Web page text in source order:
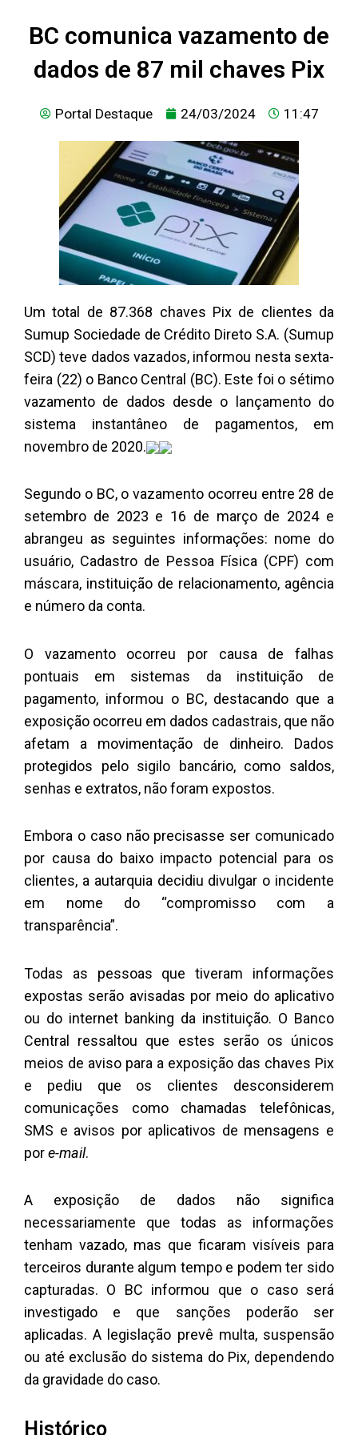
BC comunica vazamento de
dados de 87 mil chaves Pix
Portal Destaque 24/03/2024 11:47
Um total de 87.368 chaves Pix de clientes da
Sumup Sociedade de Crédito Direto S.A. (Sumup
SCD) teve dados vazados, informou nesta sexta-
feira (22) o Banco Central (BC). Este foi o sétimo
vazamento de dados desde o lançamento do
sistema instantâneo de pagamentos, em
novembro de 2020.
Segundo o BC, o vazamento ocorreu entre 28 de
setembro de 2023 e 16 de março de 2024 e
abrangeu as seguintes informações: nome do
usuário, Cadastro de Pessoa Física (CPF) com
máscara, instituição de relacionamento, agência
e número da conta.
O vazamento ocorreu por causa de falhas
pontuais em sistemas da instituição de
pagamento, informou o BC, destacando que a
exposição ocorreu em dados cadastrais, que não
afetam a movimentação de dinheiro. Dados
protegidos pelo sigilo bancário, como saldos,
senhas e extratos, não foram expostos.
Embora o caso não precisasse ser comunicado
por causa do baixo impacto potencial para os
clientes, a autarquia decidiu divulgar o incidente
em nome do “compromisso com a
transparência”.
Todas as pessoas que tiveram informações
expostas serão avisadas por meio do aplicativo
ou do internet banking da instituição. O Banco
Central ressaltou que estes serão os únicos
meios de aviso para a exposição das chaves Pix
e pediu que os clientes desconsiderem
comunicações como chamadas telefônicas,
SMS e avisos por aplicativos de mensagens e
pore-mail.
A exposição de dados não significa
necessariamente que todas as informações
tenham vazado, mas que ficaram visíveis para
terceiros durante algum tempo e podem ter sido
capturadas. O BC informou que o caso será
investigado e que sanções poderão ser
aplicadas. A legislação prevê multa, suspensão
ou até exclusão do sistema do Pix, dependendo
da gravidade do caso.
Histórico